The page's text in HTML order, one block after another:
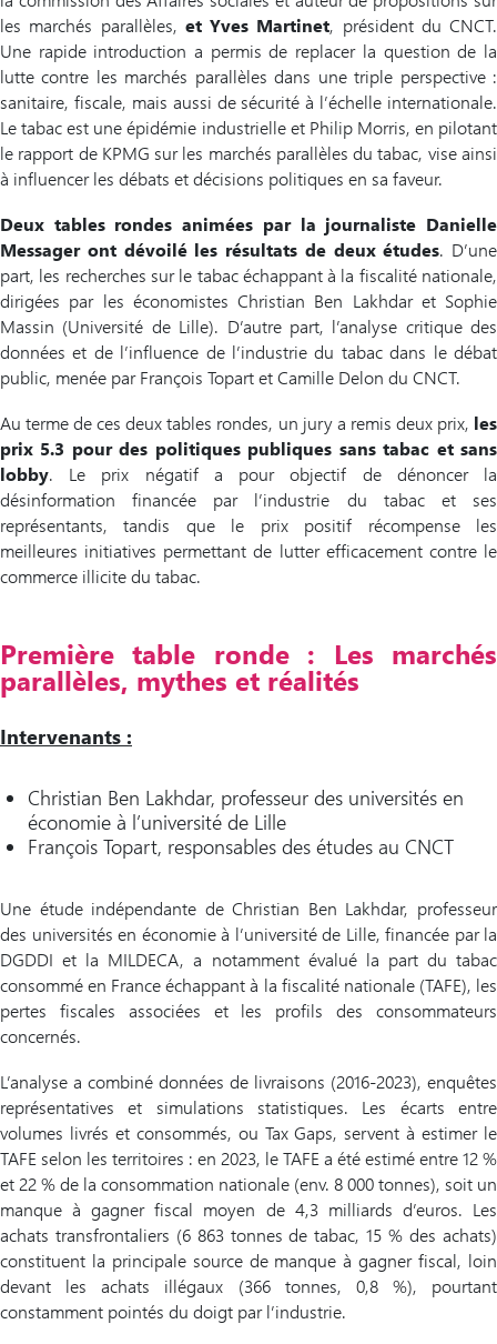
les marchés parallèles, et Yves Martinet, président du CNCT.
Une rapide introduction a permis de replacer la question de la
lutte contre les marchés parallèles dans une triple perspective :
sanitaire, fiscale, mais aussi de sécurité à l’échelle internationale.
Le tabac est une épidémie industrielle et Philip Morris, en pilotant
le rapport de KPMG sur les marchés parallèles du tabac, vise ainsi
à influencer les débats et décisions politiques en sa faveur.
Deux tables rondes animées par la journaliste Danielle
Messager ont dévoilé les résultats de deux études. D’une
part, les recherches sur le tabac échappant à la fiscalité nationale,
dirigées par les économistes Christian Ben Lakhdar et Sophie
Massin (Université de Lille). D’autre part, l’analyse critique des
données et de l’influence de l’industrie du tabac dans le débat
public, menée par François Topart et Camille Delon du CNCT.
Au terme de ces deux tables rondes, un jury a remis deux prix, les
prix 5.3 pour des politiques publiques sans tabac et sans
lobby. Le prix négatif a pour objectif de dénoncer la
désinformation financée par l’industrie du tabac et ses
représentants, tandis que le prix positif récompense les
meilleures initiatives permettant de lutter efficacement contre le
commerce illicite du tabac.
Première table ronde : Les marchés
parallèles, mythes et réalités
Intervenants :
Christian Ben Lakhdar, professeur des universités en
économie à l’université de Lille
François Topart, responsables des études au CNCT
Une étude indépendante de Christian Ben Lakhdar, professeur
des universités en économie à l’université de Lille, financée par la
DGDDI et la MILDECA, a notamment évalué la part du tabac
consommé en France échappant à la fiscalité nationale (TAFE), les
pertes fiscales associées et les profils des consommateurs
concernés.
L’analyse a combiné données de livraisons (2016-2023), enquêtes
représentatives et simulations statistiques. Les écarts entre
volumes livrés et consommés, ou Tax Gaps, servent à estimer le
TAFE selon les territoires : en 2023, le TAFE a été estimé entre 12 %
et 22 % de la consommation nationale (env. 8 000 tonnes), soit un
manque à gagner fiscal moyen de 4,3 milliards d’euros. Les
achats transfrontaliers (6 863 tonnes de tabac, 15 % des achats)
constituent la principale source de manque à gagner fiscal, loin
devant les achats illégaux (366 tonnes, 0,8 %), pourtant
constamment pointés du doigt par l’industrie.